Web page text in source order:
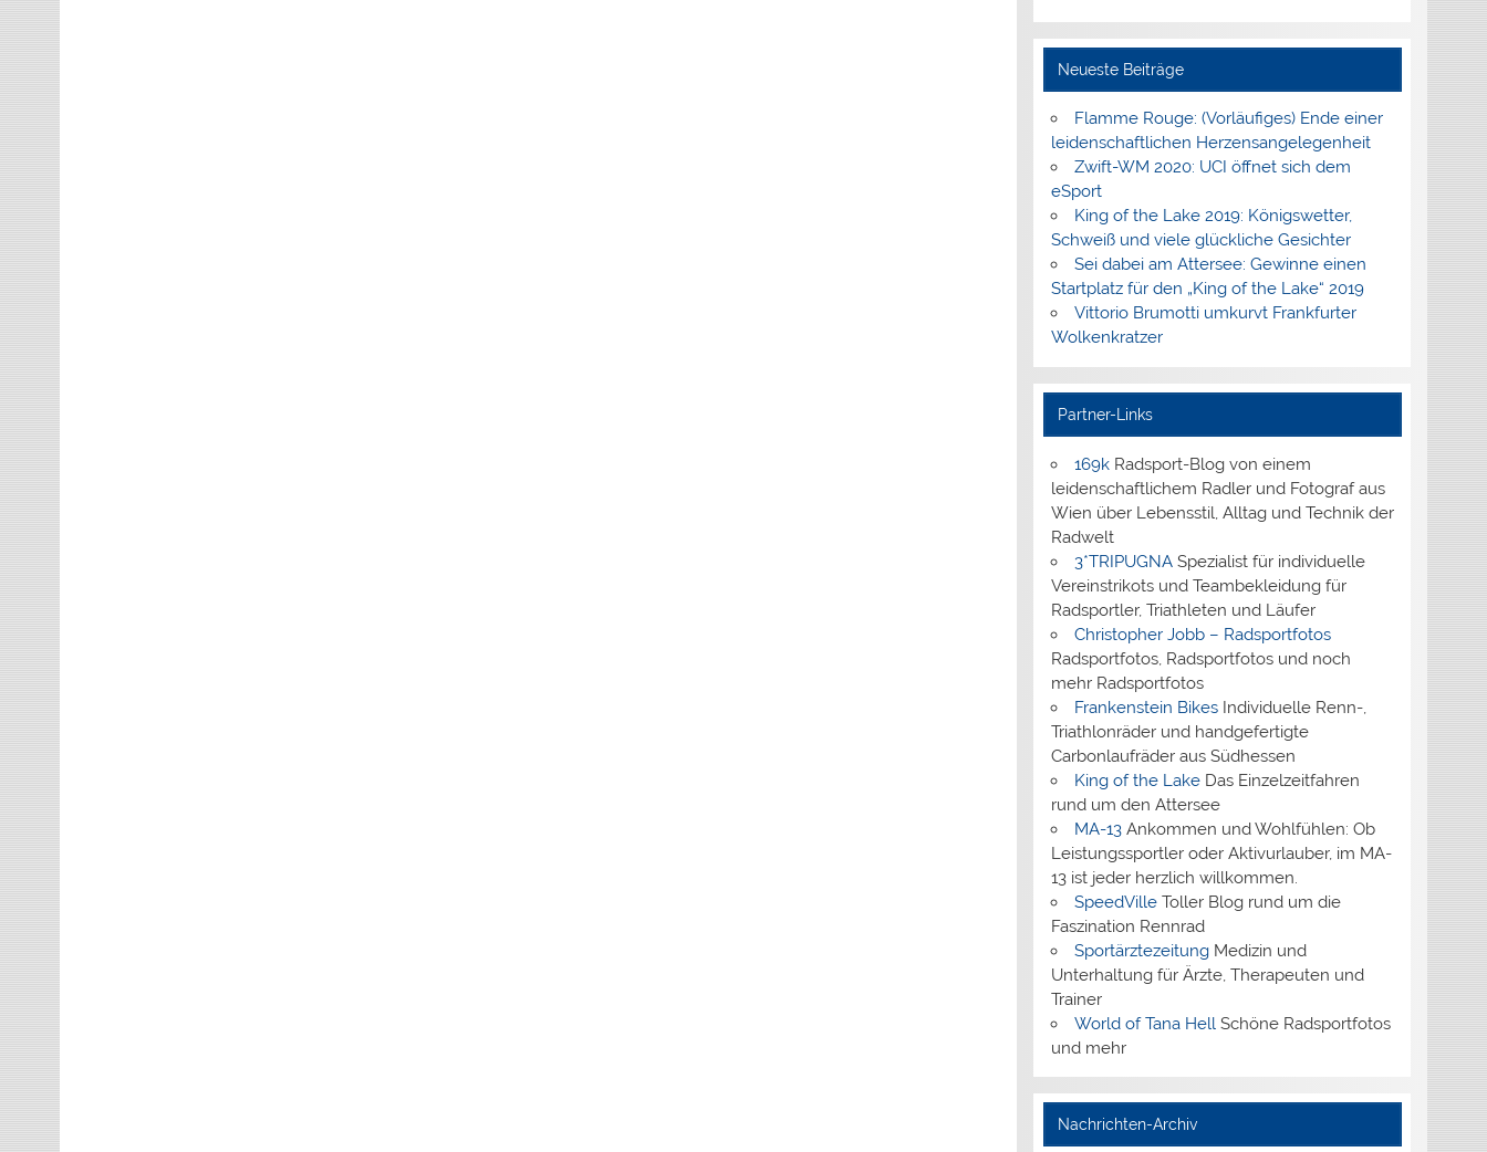
Neueste Beiträge
Flamme Rouge: (Vorläufiges) Ende einer
leidenschaftlichen Herzensangelegenheit
Zwift-WM 2020: UCI öffnet sich dem
eSport
King of the Lake 2019: Königswetter,
Schweiß und viele glückliche Gesichter
Sei dabei am Attersee: Gewinne einen
Startplatz für den „King of the Lake“ 2019
Vittorio Brumotti umkurvt Frankfurter
Wolkenkratzer
Partner-Links
169kRadsport-Blog von einem
leidenschaftlichem Radler und Fotograf aus
Wien über Lebensstil, Alltag und Technik der
Radwelt
3*TRIPUGNASpezialist für individuelle
Vereinstrikots und Teambekleidung für
Radsportler, Triathleten und Läufer
Christopher Jobb – Radsportfotos
Radsportfotos, Radsportfotos und noch
mehr Radsportfotos
Frankenstein BikesIndividuelle Renn-,
Triathlonräder und handgefertigte
Carbonlaufräder aus Südhessen
King of the LakeDas Einzelzeitfahren
rund um den Attersee
MA-13Ankommen und Wohlfühlen: Ob
Leistungssportler oder Aktivurlauber, im MA-
13 ist jeder herzlich willkommen.
SpeedVilleToller Blog rund um die
Faszination Rennrad
SportärztezeitungMedizin und
Unterhaltung für Ärzte, Therapeuten und
Trainer
World of Tana Hell Schöne Radsportfotos
und mehr
Nachrichten-Archiv